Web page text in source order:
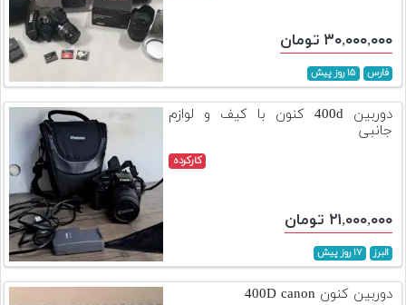
۳۰,۰۰۰,۰۰۰ تومان
فارس ۱۵ روز پیش
دوربین 400d کنون با کیف و لوازم
جانبی
کارکرده
۲۱,۰۰۰,۰۰۰ تومان
البرز ۱۷ روز پیش
دوربین کنون 400D canon